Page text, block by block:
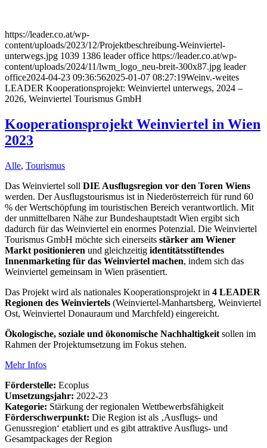
https://leader.co.at/wp-
content/uploads/2023/12/Projektbeschreibung-Weinviertel-
unterwegs.jpg 1039 1386 leader office https://leader.co.at/wp-
content/uploads/2024/11/lwm_logo_neu-breit-300x87.jpg leader
office2024-04-23 09:36:562025-01-07 08:27:19Weinv.-weites
LEADER Kooperationsprojekt: Weinviertel unterwegs, 2024 –
2026, Weinviertel Tourismus GmbH
Kooperationsprojekt Weinviertel in Wien
2023
Alle, Tourismus
Das Weinviertel soll DIE Ausflugsregion vor den Toren Wiens
werden. Der Ausflugstourismus ist in Niederösterreich für rund 60
% der Wertschöpfung im touristischen Bereich verantwortlich. Mit
der unmittelbaren Nähe zur Bundeshauptstadt Wien ergibt sich
dadurch für das Weinviertel ein enormes Potenzial. Die Weinviertel
Tourismus GmbH möchte sich einerseits stärker am Wiener
Markt positionieren und gleichzeitig identitätsstiftendes
Innenmarketing für das Weinviertel machen, indem sich das
Weinviertel gemeinsam in Wien präsentiert.
Das Projekt wird als nationales Kooperationsprojekt in 4 LEADER
Regionen des Weinviertels (Weinviertel-Manhartsberg, Weinviertel
Ost, Weinviertel Donauraum und Marchfeld) eingereicht.
Ökologische, soziale und ökonomische Nachhaltigkeit sollen im
Rahmen der Projektumsetzung im Fokus stehen.
Mehr Infos
Förderstelle: Ecoplus
Umsetzungsjahr: 2022-23
Kategorie: Stärkung der regionalen Wettbewerbsfähigkeit
Förderschwerpunkt: Die Region ist als ‚Ausflugs- und
Genussregion‘ etabliert und es gibt attraktive Ausflugs- und
Gesamtpackages der Region